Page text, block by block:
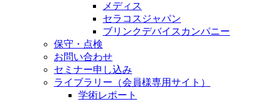
メディス
セラコスジャパン
ブリンクデバイスカンパニー
保守・点検
お問い合わせ
セミナー申し込み
ライブラリー（会員様専用サイト）
学術レポート